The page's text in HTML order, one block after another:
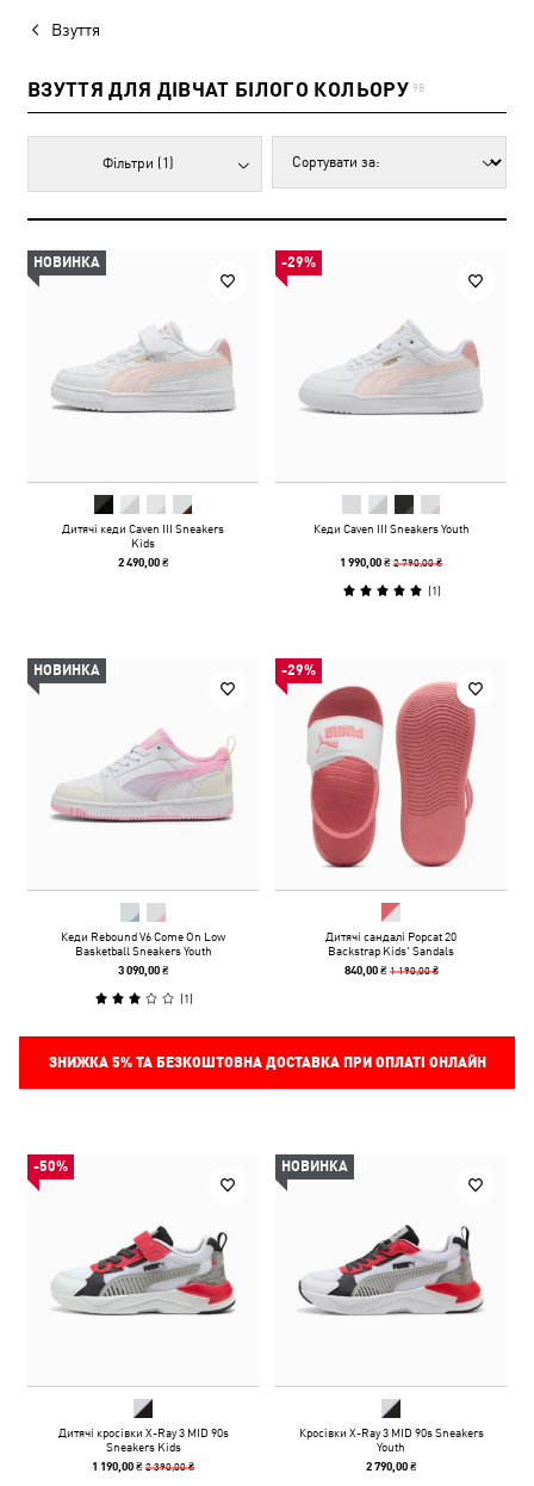
Взуття
ВЗУТТЯ ДЛЯ ДІВЧАТ БІЛОГО КОЛЬОРУ 98
Фільтри (1)
НОВИНКА
Дитячі кеди Caven III Sneakers
Kids
2 490,00 ₴
-29%
Кеди Caven III Sneakers Youth
1 990,00 ₴2 790,00 ₴
(1)
НОВИНКА
Кеди Rebound V6 Come On Low
Basketball Sneakers Youth
3 090,00 ₴
(1)
-29%
Дитячі сандалі Popcat 20
Backstrap Kids' Sandals
840,00 ₴ 1 190,00 ₴
ЗНИЖКА 5%ТА БЕЗКОШТОВНА ДОСТАВКА ПРИ ОПЛАТІ ОНЛАЙН
-50%
Дитячі кросівки X-Ray 3 MID 90s
Sneakers Kids
1 190,00 ₴2 390,00 ₴
НОВИНКА
Кросівки X-Ray 3 MID 90s Sneakers
Youth
2 790,00 ₴